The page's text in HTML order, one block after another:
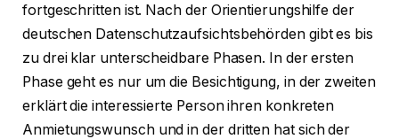
fortgeschritten ist. Nach der Orientierungshilfe der
deutschen Datenschutzaufsichtsbehörden gibt es bis
zu drei klar unterscheidbare Phasen. In der ersten
Phase geht es nur um die Besichtigung, in der zweiten
erklärt die interessierte Person ihren konkreten
Anmietungswunsch und in der dritten hat sich der